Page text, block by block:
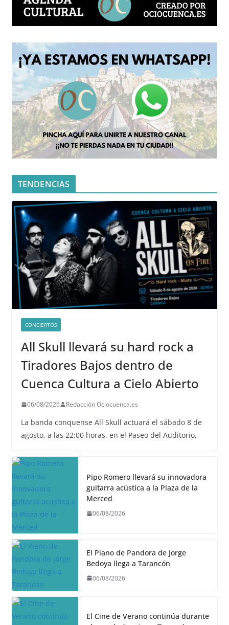
TENDENCIAS
CONCIERTOS
All Skull llevará su hard rock a
Tiradores Bajos dentro de
Cuenca Cultura a Cielo Abierto
06/08/2026 Redacción Ociocuenca.es
La banda conquense All Skull actuará el sábado 8 de
agosto, a las 22:00 horas, en el Paseo del Auditorio,
Pipo Romero llevará su innovadora
guitarra acústica a la Plaza de la
Merced
06/08/2026
El Piano de Pandora de Jorge
Bedoya llega a Tarancón
06/08/2026
El Cine de Verano continúa durante